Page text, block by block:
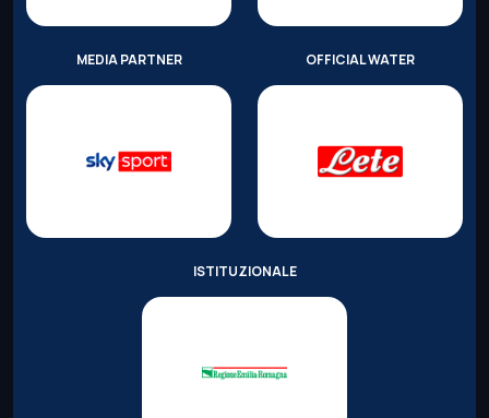
MEDIA PARTNER OFFICIAL WATER
ISTITUZIONALE